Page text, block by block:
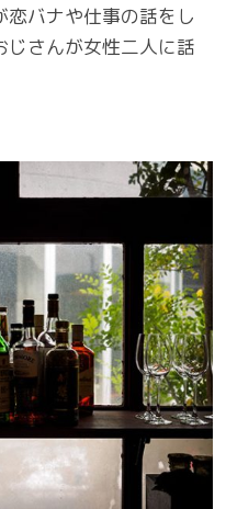
バナや仕事の話をし
じさんが女性二人に話